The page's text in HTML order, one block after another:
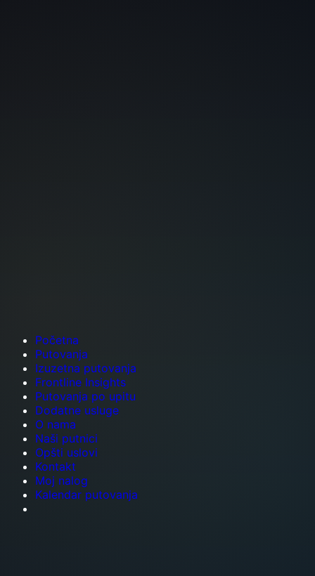
Početna
Putovanja
Izuzetna putovanja
Frontline Insights
Putovanja po upitu
Dodatne usluge
O nama
Naši putnici
Opšti uslovi
Kontakt
Moj nalog
Kalendar putovanja